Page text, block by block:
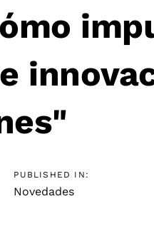
PUBLISHED IN:
Novedades